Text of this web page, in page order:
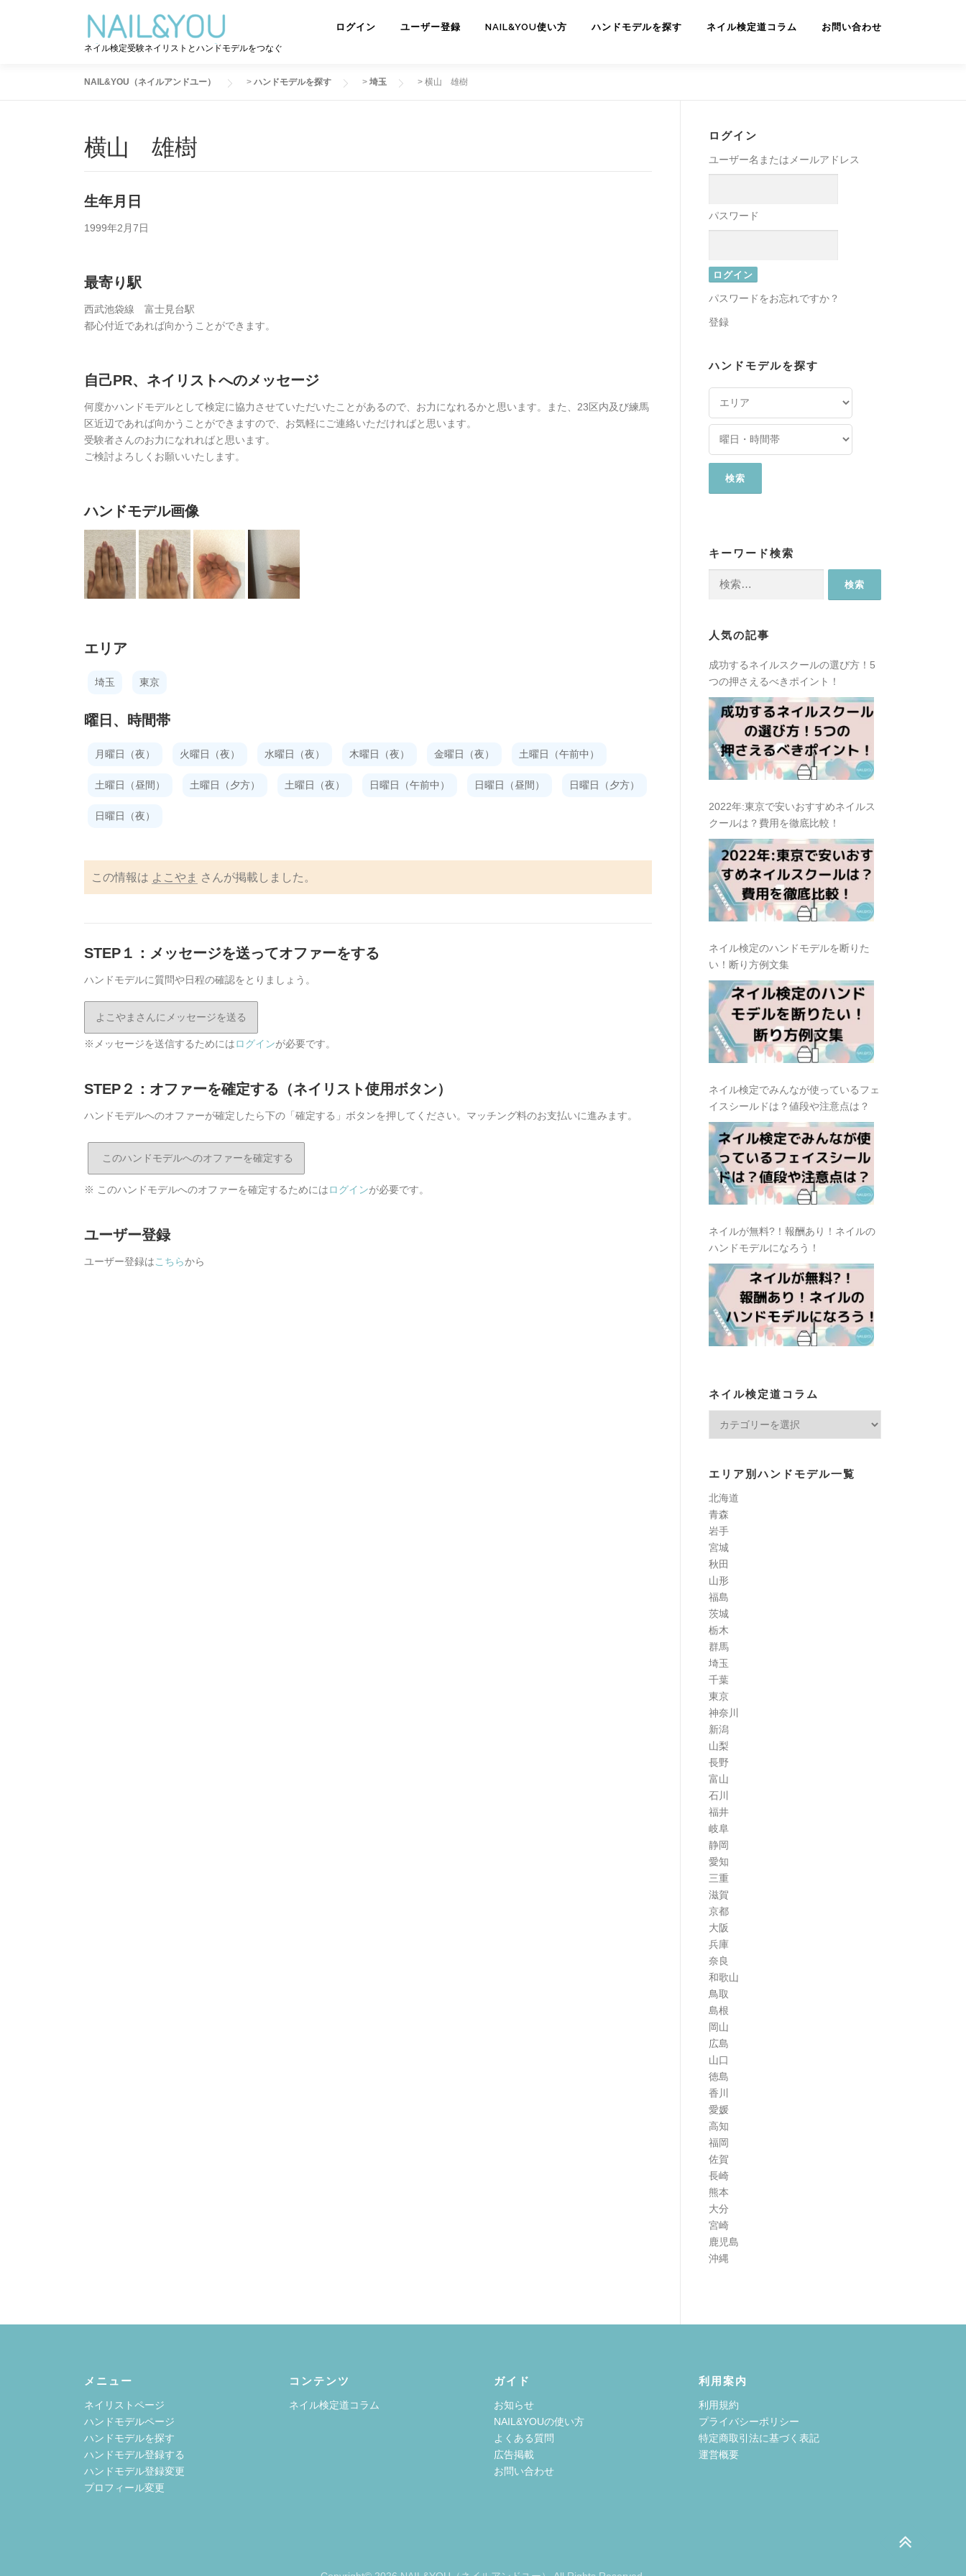
ネイル検定受験ネイリストとハンドモデルをつなぐ
ログイン ユーザー登録 NAIL&YOU使い方 ハンドモデルを探す ネイル検定道コラム お問い合わせ
NAIL&YOU（ネイルアンドユー） > ハンドモデルを探す > 埼玉 > 横山 雄樹
横山 雄樹
生年月日
1999年2月7日
最寄り駅
西武池袋線 富士見台駅
都心付近であれば向かうことができます。
自己PR、ネイリストへのメッセージ
何度かハンドモデルとして検定に協力させていただいたことがあるので、お力になれるかと思います。また、23区内及び練馬
区近辺であれば向かうことができますので、お気軽にご連絡いただければと思います。
受験者さんのお力になれればと思います。
ご検討よろしくお願いいたします。
ハンドモデル画像
エリア
埼玉 東京
曜日、時間帯
月曜日（夜） 火曜日（夜） 水曜日（夜） 木曜日（夜） 金曜日（夜） 土曜日（午前中）
土曜日（昼間） 土曜日（夕方） 土曜日（夜） 日曜日（午前中） 日曜日（昼間） 日曜日（夕方）
日曜日（夜）
この情報は よこやま さんが掲載しました。
STEP１：メッセージを送ってオファーをする
ハンドモデルに質問や日程の確認をとりましょう。
よこやまさんにメッセージを送る
※メッセージを送信するためにはログインが必要です。
STEP２：オファーを確定する（ネイリスト使用ボタン）
ハンドモデルへのオファーが確定したら下の「確定する」ボタンを押してください。マッチング料のお支払いに進みます。
※ このハンドモデルへのオファーを確定するためにはログインが必要です。
ユーザー登録
ユーザー登録はこちらから
ログイン
ユーザー名またはメールアドレス
パスワード
パスワードをお忘れですか？
登録
ハンドモデルを探す
キーワード検索
人気の記事
成功するネイルスクールの選び方！5
つの押さえるべきポイント！
2022年:東京で安いおすすめネイルス
クールは？費用を徹底比較！
ネイル検定のハンドモデルを断りた
い！断り方例文集
ネイル検定でみんなが使っているフェ
イスシールドは？値段や注意点は？
ネイルが無料?！報酬あり！ネイルの
ハンドモデルになろう！
ネイル検定道コラム
道
コ
ラ
ム
エリア別ハンドモデル一覧
北海道
青森
岩手
宮城
秋田
山形
福島
茨城
栃木
群馬
埼玉
千葉
東京
神奈川
新潟
山梨
長野
富山
石川
福井
岐阜
静岡
愛知
三重
滋賀
京都
大阪
兵庫
奈良
和歌山
鳥取
島根
岡山
広島
山口
徳島
香川
愛媛
高知
福岡
佐賀
長崎
熊本
大分
宮崎
鹿児島
沖縄
メニュー
ネイリストページ
ハンドモデルページ
ハンドモデルを探す
ハンドモデル登録する
ハンドモデル登録変更
プロフィール変更
コンテンツ
ネイル検定道コラム
ガイド
お知らせ
NAIL&YOUの使い方
よくある質問
広告掲載
お問い合わせ
利用案内
利用規約
プライバシーポリシー
特定商取引法に基づく表記
運営概要